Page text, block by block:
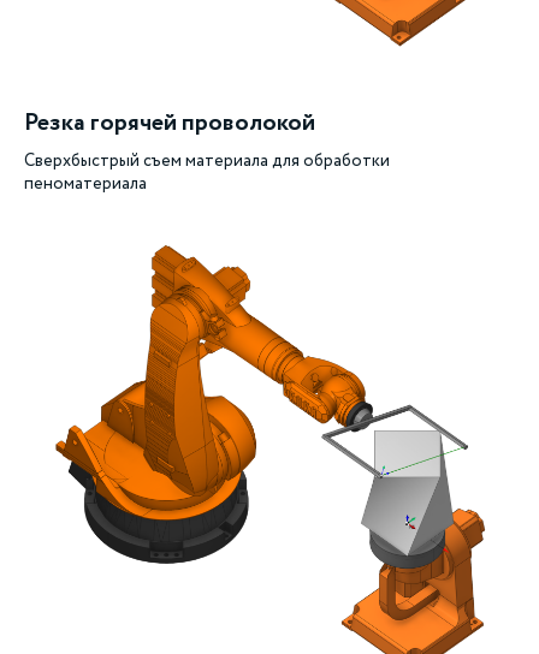
Резка горячей проволокой
Сверхбыстрый съем материала для обработки
пеноматериала